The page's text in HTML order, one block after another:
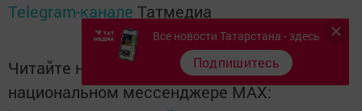
Telegram-канале Татмедиа
Читайте новости Татарстана в
национальном мессенджере MАХ:
Все новости Татарстана - здесь
Подпишитесь